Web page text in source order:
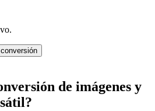
conversión
de imágenes y